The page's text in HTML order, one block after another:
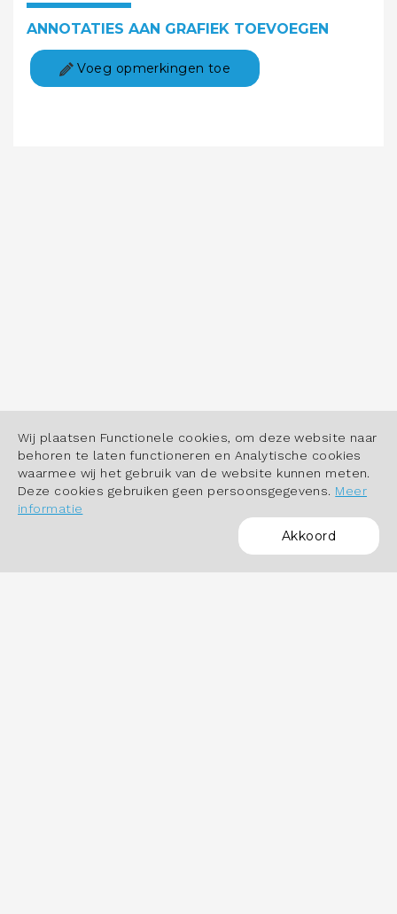
Wij plaatsen Functionele cookies, om deze website naar
behoren te laten functioneren en Analytische cookies
waarmee wij het gebruik van de website kunnen meten.
Deze cookies gebruiken geen persoonsgegevens. Meer
informatie
Akkoord
ANNOTATIES AAN GRAFIEK TOEVOEGEN
Voeg opmerkingen toe
POWERED BY